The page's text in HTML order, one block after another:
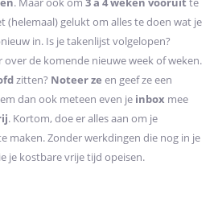
(helemaal) gelukt om alles te doen wat je
in. Is je takenlijst volgelopen?
de komende nieuwe week of weken.
zitten? Noteer ze en geef ze een
dan ook meteen even je inbox mee
. Kortom, doe er alles aan om je
maken. Zonder werkdingen die nog in je
je kostbare vrije tijd opeisen.